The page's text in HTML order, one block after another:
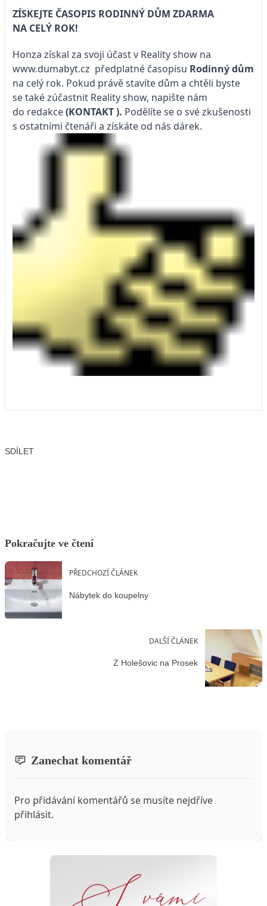
ZÍSKEJTE ČASOPIS RODINNÝ DŮM ZDARMA
NA CELÝ ROK!
Honza získal za svoji účast v Reality show na
www.dumabyt.cz předplatné časopisu Rodinný dům
na celý rok. Pokud právě stavíte dům a chtěli byste
se také zúčastnit Reality show, napište nám
do redakce(KONTAKT). Podělíte se o své zkušenosti
s ostatními čtenáři a získáte od nás dárek.
SDÍLET
Pokračujte ve čtení
PŘEDCHOZÍ ČLÁNEK
Nábytek do koupelny
DALŠÍ ČLÁNEK
Z Holešovic na Prosek
Zanechat komentář
Pro přidávání komentářů se musíte nejdříve
přihlásit.